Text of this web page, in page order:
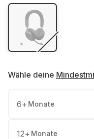
Wähle deine
6+ Monate
12+ Monate